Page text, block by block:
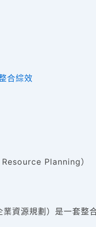
合綜效
Planning）
源規劃）是一套整